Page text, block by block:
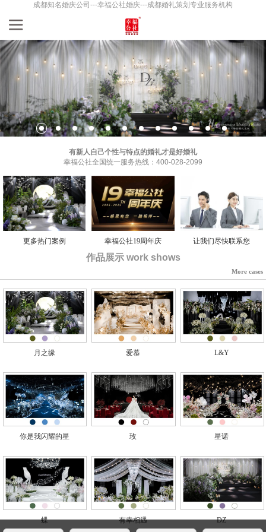
成都知名婚庆公司---幸福公社婚庆---成都婚礼策划专业服务机构
有新人自己个性与特点的婚礼才是好婚礼
幸福公社全国统一服务热线：400-028-2099
更多热门案例 幸福公社19周年庆 让我们尽快联系您
作品展示 work shows
More cases
月之缘 爱慕 L&Y
你是我闪耀的星 玫 星诺
蝶 有幸相遇 DZ